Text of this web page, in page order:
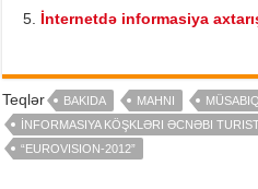
İnternetdə informasiya
Teqlər BAKIDA MAHNI
İNFORMASIYA KÖŞKLƏRI ƏCNƏBI
“EUROVISION-2012”